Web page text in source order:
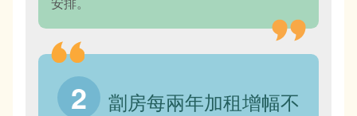
劏房每兩年加租增幅不